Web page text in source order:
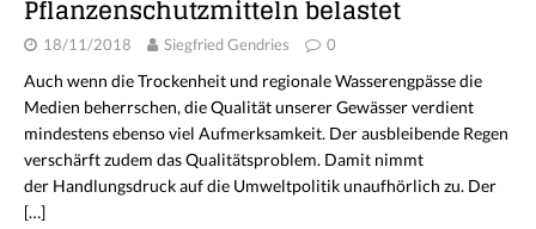
Pflanzenschutzmitteln belastet
18/11/2018 Siegfried Gendries 0
Auch wenn die Trockenheit und regionale Wasserengpässe die
Medien beherrschen, die Qualität unserer Gewässer verdient
mindestens ebenso viel Aufmerksamkeit. Der ausbleibende Regen
verschärft zudem das Qualitätsproblem. Damit nimmt
der Handlungsdruck auf die Umweltpolitik unaufhörlich zu. Der
[…]